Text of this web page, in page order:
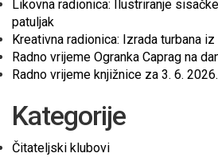
Likovna radionica: Ilustriranje
patuljak
Kreativna radionica: Izrada turbana
Radno vrijeme Ogranka Caprag na
Radno vrijeme knjižnice za 3. 6. 2026.
Kategorije
Čitateljski klubovi